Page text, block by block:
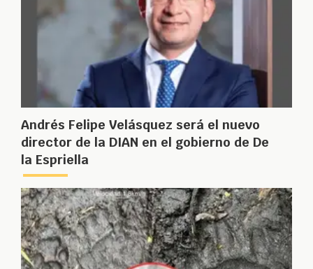
Andrés Felipe Velásquez será el nuevo
director de la DIAN en el gobierno de De
la Espriella